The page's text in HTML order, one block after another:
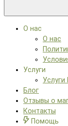
О нас
О нас
Услуги
Блог
Отзывы о
Контакты
Помощь